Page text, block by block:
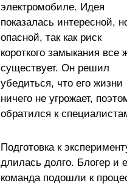
электромобиле. Идея
показалась интересной,
опасной, так как риск
короткого замыкания все
существует. Он решил
убедиться, что его жизни
ничего не угрожает,
обратился к
Подготовка к
длилась долго. Блогер и
команда подошли к